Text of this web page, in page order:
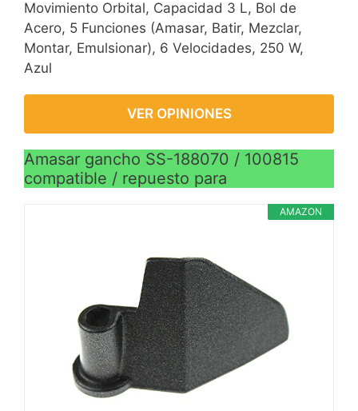
Movimiento Orbital, Capacidad 3 L, Bol de
Acero, 5 Funciones (Amasar, Batir, Mezclar,
Montar, Emulsionar), 6 Velocidades, 250 W,
Azul
VER OPINIONES
Amasar gancho SS-188070 / 100815
compatible / repuesto para
AMAZON